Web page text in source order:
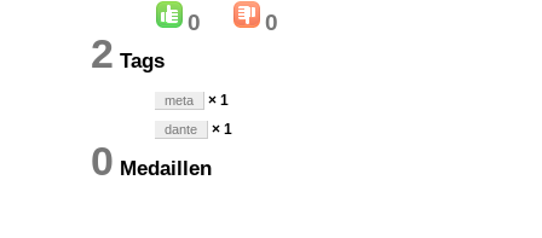
0 0
2 Tags
meta × 1
dante × 1
0 Medaillen